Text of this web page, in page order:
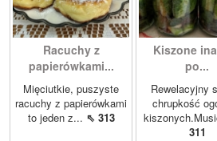
Racuchy z
papierówkami...
Mięciutkie, puszyste
racuchy z papierówkami
to jeden z... ⇖ 313
Kiszone
po...
Rewelacyjny
chrupkość
311